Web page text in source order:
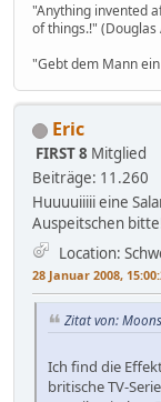
"Anything invented
of things.!" (Douglas
"Gebt dem Mann
Eric
FIRST 8 Mitglied
Beiträge: 11.260
Huuuuiiiii eine
Auspeitschen
Location:
28 Januar 2008,
Zitat von:
Ich find die
britische TV-